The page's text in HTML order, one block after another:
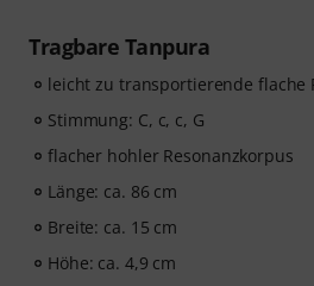
Tragbare Tanpura
leicht zu transportierende flache
Stimmung: C, c, c, G
flacher hohler Resonanzkorpus
Länge: ca. 86 cm
Breite: ca. 15 cm
Höhe: ca. 4,9 cm